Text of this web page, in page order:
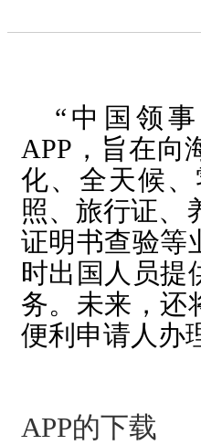
“中国领事
APP ，旨在
化、全天候
照、旅行证、
证明书查验等
时出国人员提
务。未来，还
便利申请人办
APP的下载